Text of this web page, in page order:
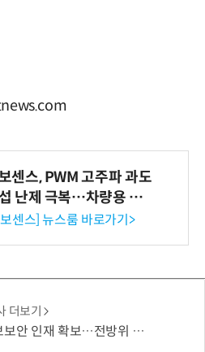
센스, PWM 고주파 과도
난제 극복…차량용 전
지 증폭기
센스] 뉴스룸 바로가기>
더보기
재 확보…전방위 역량 강화 총력